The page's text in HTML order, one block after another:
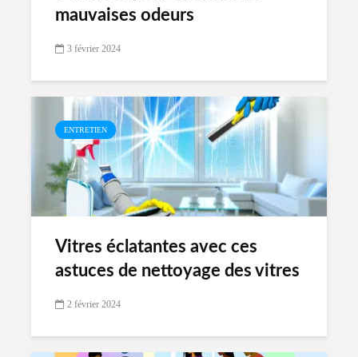
mauvaises odeurs
3 février 2024
ENTRETIEN
Vitres éclatantes avec ces
astuces de nettoyage des vitres
2 février 2024